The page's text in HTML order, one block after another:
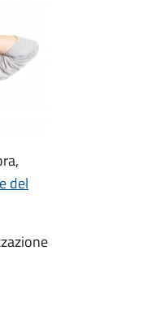
del